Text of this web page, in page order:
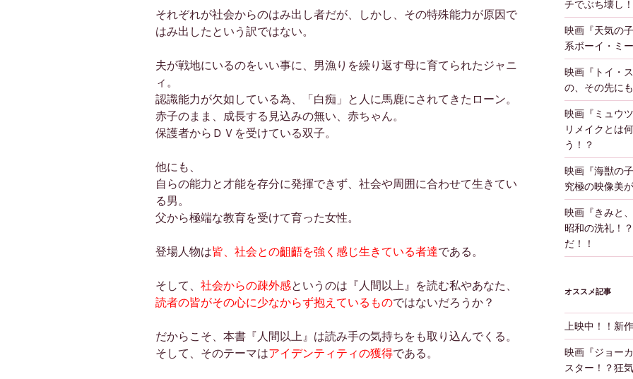
それぞれが社会からのはみ出し者だが、しかし、その特殊能力が原因で
はみ出したという訳ではない。
夫が戦地にいるのをいい事に、男漁りを繰り返す母に育てられたジャニ
ィ。
認識能力が欠如している為、「白痴」と人に馬鹿にされてきたローン。
赤子のまま、成長する見込みの無い、赤ちゃん。
保護者からＤＶを受けている双子。
他にも、
自らの能力と才能を存分に発揮できず、社会や周囲に合わせて生きてい
る男。
父から極端な教育を受けて育った女性。
登場人物は皆、社会との齟齬を強く感じ生きている者達である。
そして、 社会からの疎外感というのは『人間以上』を読む私やあなた、
読者の皆がその心に少なからず抱えているものではないだろうか？
だからこそ、本書『人間以上』は読み手の気持ちをも取り込んでくる。
そして、そのテーマはアイデンティティの獲得である。
チでぶち壊し！
映画『天気の
系ボーイ・ミ
映画『トイ・
の、その先に
映画『ミュ
リメイクとは
う！？
映画『海獣の
究極の映像美
映画『きみと
昭和の洗礼！
だ！！
オススメ記事
上映中！！新
映画『ジョー
スター！？狂